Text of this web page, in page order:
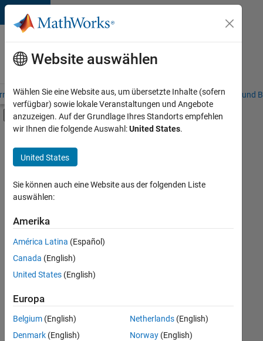
Weiter zum Inhalt
Karriere
bei
MathWorks
– Übersicht Stellensuche Niederlassungen Studierende und
Umschaltung für Off-Canvas-
Hauptinhalt
Information Technology
Commercial Sales
Inside Sales
Sales Operations
Marketing Communications
Finance and Operations
Human Resources
Büro- und Verwaltungsdienste
+7
Derzeit
es
keine
offenen
Stellen,
Ihren
Suchkriterien
entsprechen.
Website auswählen
Wählen Sie eine Website aus, um übersetzte Inhalte (sofern
verfügbar) sowie lokale Veranstaltungen und Angebote
anzuzeigen. Auf der Grundlage Ihres Standorts empfehlen
wir Ihnen die folgende Auswahl:United States.
United States
Sie können auch eine Website aus der folgenden Liste
auswählen:
Amerika
América Latina (Español)
Canada (English)
United States (English)
Europa
Belgium (English)
Denmark (English)
Netherlands(English)
Norway(English)